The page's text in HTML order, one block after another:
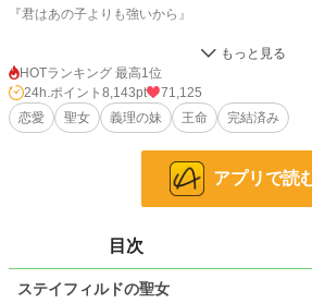
『君はあの子よりも強いから』
そう言って貴方は私を見ることなく、この関係性
強くいなければ、貴方のそばにいれなかったのに
いたのに？
そんな痛む心を隠し。ユリアーナはただ静かに微
107 位 / 66,374 件
お気に入り 5,695
HOTランキング 最高1位
24h.ポイント 8,143pt
71,125
恋愛
聖女 義理の妹 王命 完結済み
アプリで読
目次
ステイフィルドの聖女